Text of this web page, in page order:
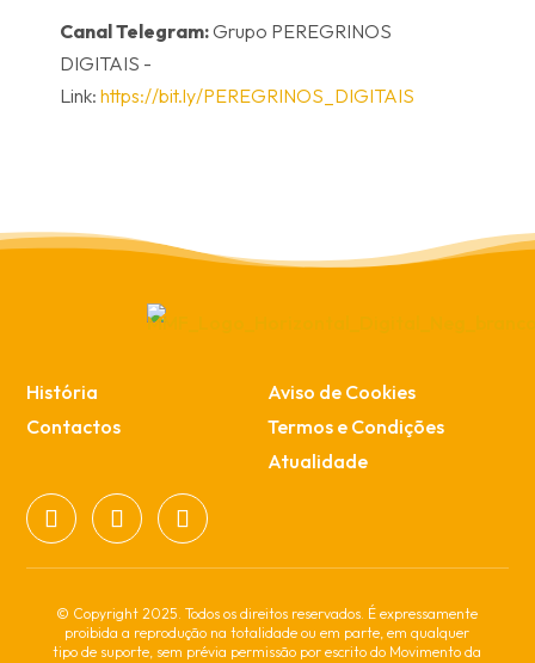
Canal Telegram:Grupo PEREGRINOS
DIGITAIS -
Link:https://bit.ly/PEREGRINOS_DIGITAIS
História
Contactos
Aviso de Cookies
Termos e Condições
Atualidade
© Copyright 2025. Todos os direitos reservados. É expressamente
proibida a reprodução na totalidade ou em parte, em qualquer
tipo de suporte, sem prévia permissão por escrito do Movimento da